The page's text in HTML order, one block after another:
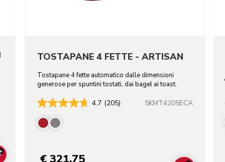
ADD TO CART
TOSTAPANE 4 FETTE - ARTISAN
Tostapane 4 fette automatico dalle dimensioni
generose per spuntini tostati, dai bagel ai toast.
4.7 (205) 5KMT4205ECA